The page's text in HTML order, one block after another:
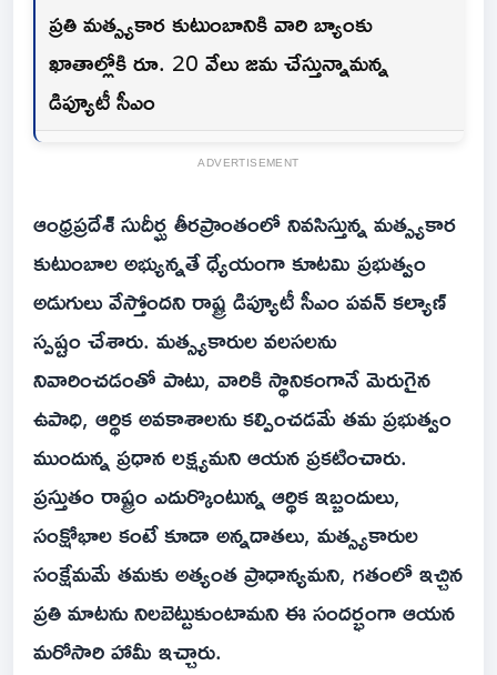
ప్రతి మత్స్యకార కుటుంబానికి వారి బ్యాంకు
ఖాతాల్లోకి రూ. 20 వేలు జమ చేస్తున్నామన్న
డిప్యూటీ సీఎం
ADVERTISEMENT
ఆంధ్రప్రదేశ్ సుదీర్ఘ తీరప్రాంతంలో నివసిస్తున్న మత్స్యకార
కుటుంబాల అభ్యున్నతే ధ్యేయంగా కూటమి ప్రభుత్వం
అడుగులు వేస్తోందని రాష్ట్ర డిప్యూటీ సీఎం పవన్ కల్యాణ్
స్పష్టం చేశారు. మత్స్యకారుల వలసలను
నివారించడంతో పాటు, వారికి స్థానికంగానే మెరుగైన
ఉపాధి, ఆర్థిక అవకాశాలను కల్పించడమే తమ ప్రభుత్వం
ముందున్న ప్రధాన లక్ష్యమని ఆయన ప్రకటించారు.
ప్రస్తుతం రాష్ట్రం ఎదుర్కొంటున్న ఆర్థిక ఇబ్బందులు,
సంక్షోభాల కంటే కూడా అన్నదాతలు, మత్స్యకారుల
సంక్షేమమే తమకు అత్యంత ప్రాధాన్యమని, గతంలో ఇచ్చిన
ప్రతి మాటను నిలబెట్టుకుంటామని ఈ సందర్భంగా ఆయన
మరోసారి హామీ ఇచ్చారు.